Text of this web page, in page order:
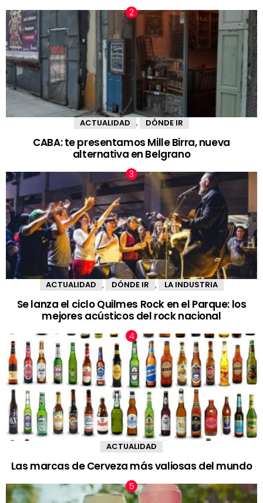
ACTUALIDAD , DÓNDE IR
CABA: te presentamos Mille Birra, nueva
alternativa en Belgrano
ACTUALIDAD DÓNDE IR LA INDUSTRIA
Se lanza el ciclo Quilmes Rock en el Parque: los
mejores acústicos del rock nacional
ACTUALIDAD
Las marcas de Cerveza más valiosas del mundo